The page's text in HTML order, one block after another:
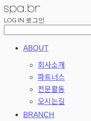
LOG IN 로그인
ABOUT
회사소개
파트너스
전문활동
오시는길
BRANCH